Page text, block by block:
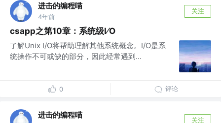
进击的编程喵
4年前
关注
csapp之第10章：系统级I⁄O
了解Unix I/O将帮助理解其他系统概念。I/O是系
统操作不可或缺的部分，因此经常遇到...
0 评论
进击的编程喵
关注